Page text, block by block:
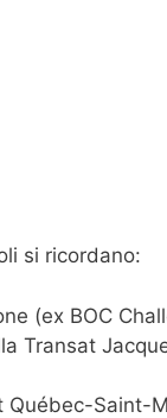
si ricordano:
(ex BOC
Transat
Québec-Saint-